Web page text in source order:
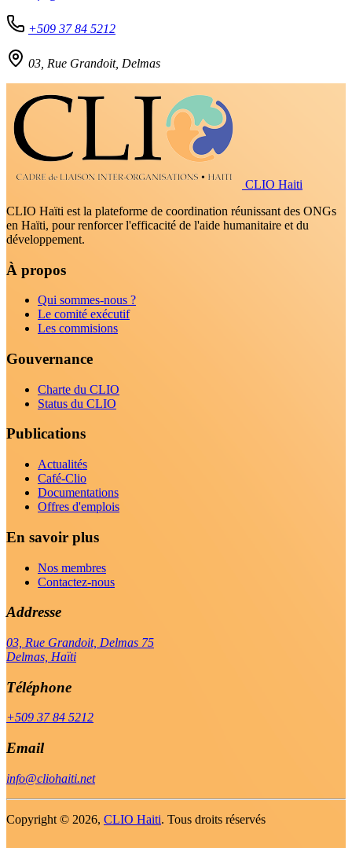
+509 37 84 5212
03, Rue Grandoit, Delmas
CLIO Haiti
CLIO Haïti est la plateforme de coordination réunissant des ONGs
en Haïti, pour renforcer l'efficacité de l'aide humanitaire et du
développement.
À propos
Qui sommes-nous ?
Le comité exécutif
Les commisions
Gouvernance
Charte du CLIO
Status du CLIO
Publications
Actualités
Café-Clio
Documentations
Offres d'emplois
En savoir plus
Nos membres
Contactez-nous
Addresse
03, Rue Grandoit, Delmas 75
Delmas, Haïti
Téléphone
+509 37 84 5212
Email
info@cliohaiti.net
Copyright © 2026, CLIO Haiti. Tous droits réservés